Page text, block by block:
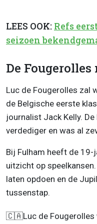
LEES OOK: Refs
seizoen
De Fougerolles
Luc de Fougerolles zal
de Belgische eerste
journalist Jack Kelly.
verdediger en was al
Bij Fulham heeft de
uitzicht op
laten opdoen en de
tussenstap.
🇨🇦Luc de Fougerolles